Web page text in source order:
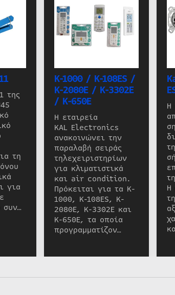
της
τη
για
συν…
K-1000 / K-108ES /
K-2080E / K-3302E
/ K-650E
Η εταιρεία
KAL Electronics
ανακοινώνει την
παραλαβή σειράς
τηλεχειριστηρίων
για κλιματιστικά
και air condition.
Πρόκειται για τα K-
1000, K-108ES, K-
2080E, K-3302E και
K-650E, τα οποία
προγραμματίζον…
Η
Η